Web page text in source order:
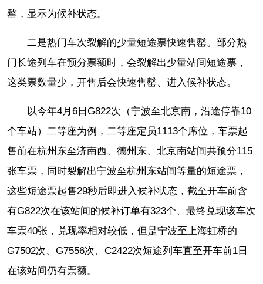
罄，显示为候补状态。
二是热门车次裂解的少量短途票快速售罄。部分热
门长途列车在预分票额时，会裂解出少量站间短途票，
这类票数量少，开售后会快速售罄、进入候补状态。
以今年4月6日G822次（宁波至北京南，沿途停靠10
个车站）二等座为例，二等座定员1113个席位，车票起
售前在杭州东至济南西、德州东、北京南站间共预分115
张车票，同时裂解出宁波至杭州东站间等量的短途票，
这些短途票起售29秒后即进入候补状态，截至开车前含
有G822次在该站间的候补订单有323个、最终兑现该车次
车票40张，兑现率相对较低，但是宁波至上海虹桥的
G7502次、G7556次、C2422次短途列车直至开车前1日
在该站间仍有票额。